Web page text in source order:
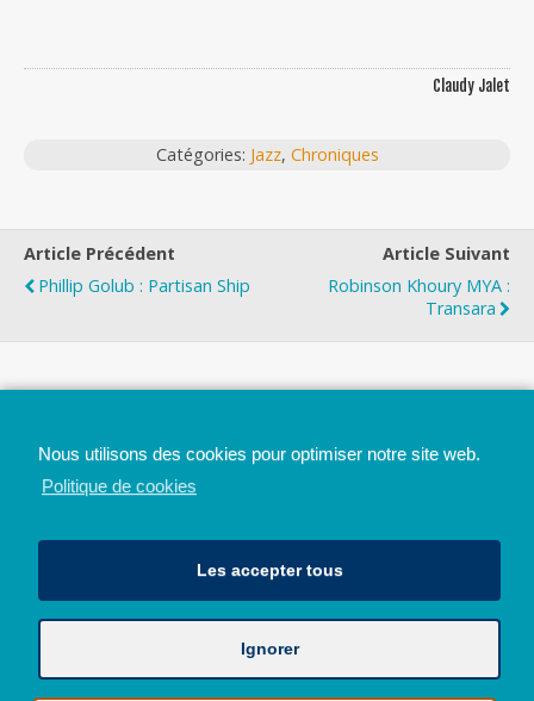
Claudy Jalet
Catégories: Jazz, Chroniques
Article Précédent
Phillip Golub : Partisan Ship
Article Suivant
Robinson Khoury MYA :
Transara
Avec le soutien de la Province de Liège
Nous utilisons des cookies pour optimiser notre site web.
Politique de cookies
Les accepter tous
Ignorer